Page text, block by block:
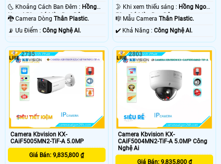
🌜 Khoảng Cách Ban Đêm : Hồng
Ngoại 50m Có Màu Ban Đêm.
🐉️ Camera Dòng Thân Plastic.
️📡 Ưu Điểm : Công Nghệ AI.
🌛 Khi xem thiếu sáng : Hồng Ngoại
50m Có Màu Ban Đêm.
🎼️ Mẫu CameraThân Plastic.
️✔️ Khả Năng :Công Nghệ AI.
Camera Kbvision KX-
CAiF5005MN2-TiF-A 5.0MP
Giá Bán: 9,835,800 ₫
2735
Camera Kbvision KX-
CAiF5004MN2-TiF-A 5.0MP Công
Nghệ Ai
Giá Bán: 9,835,800 ₫
2803